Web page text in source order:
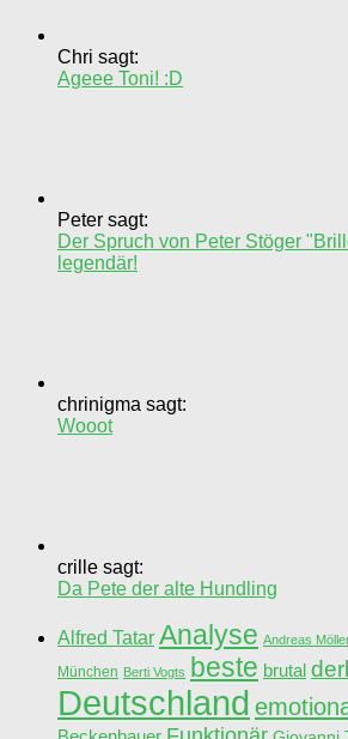
Chri sagt:
Ageee Toni! :D
Peter sagt:
Der Spruch von Peter Stöger
legendär!
chrinigma sagt:
Wooot
crille sagt:
Da Pete der alte Hundling
Alfred Tatar Analyse Andreas
München Berti Vogts beste brutal
Deutschland